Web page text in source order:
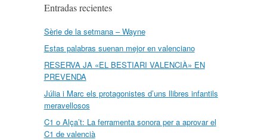
Entradas recientes
Sèrie de la setmana – Wayne
Estas palabras suenan mejor en valenciano
RESERVA JA «EL BESTIARI VALENCIÀ» EN
PREVENDA
Júlia i Marc els protagonistes d’uns llibres infantils
meravellosos
C1 o Alça’t: La ferramenta sonora per a aprovar el
C1 de valencià